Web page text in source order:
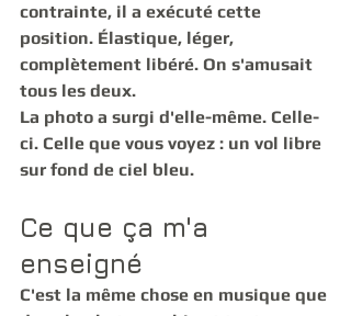
contrainte, il a exécuté cette
position. Élastique, léger,
complètement libéré. On s'amusait
tous les deux.
La photo a surgi d'elle-même. Celle-
ci. Celle que vous voyez : un vol libre
sur fond de ciel bleu.
Ce que ça m'a
enseigné
C'est la même chose en musique que